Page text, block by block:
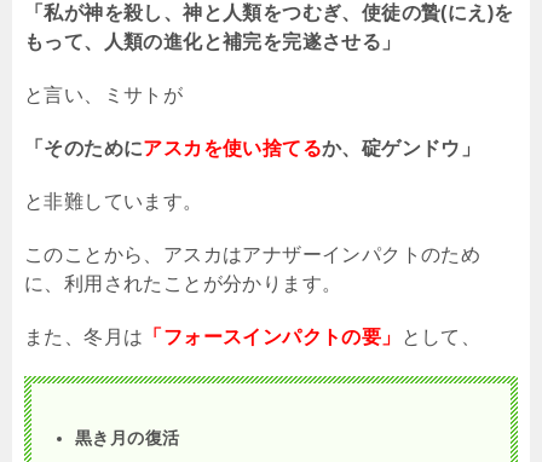
「私が神を殺し、神と人類をつむぎ、使徒の贄(にえ)を
もって、人類の進化と補完を完遂させる」
と言い、ミサトが
「そのためにアスカを使い捨てるか、碇ゲンドウ」
と非難しています。
このことから、アスカはアナザーインパクトのため
に、利用されたことが分かります。
また、冬月は 「フォースインパクトの要」 として、
黒き月の復活